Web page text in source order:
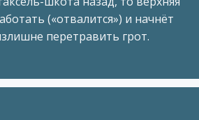
(«отвалится») и начнёт
перетравить грот.